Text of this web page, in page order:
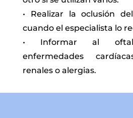
• Realizar la oclusión
cuando el especialista lo
• Informar al
enfermedades
renales o alergias.